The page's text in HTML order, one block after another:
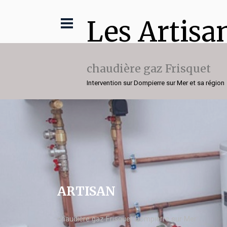
Les
chaudière gaz Frisquet
Intervention sur Dompierre sur Mer et sa région
ARTISAN
chaudière gaz Frisquet Dompierre sur Mer